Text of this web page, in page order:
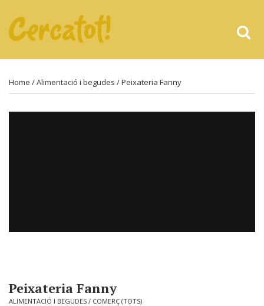
Home /Alimentació i begudes / Peixateria Fanny
Peixateria Fanny
ALIMENTACIÓ I BEGUDES / COMERÇ (TOTS)